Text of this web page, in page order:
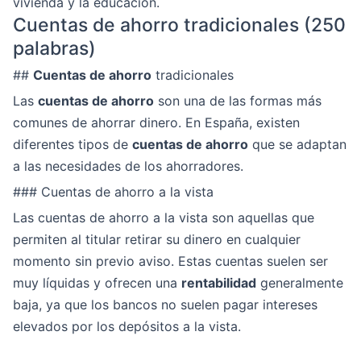
Cuentas de ahorro tradicionales (250
palabras)
## Cuentas de ahorro tradicionales
Las cuentas de ahorro son una de las formas más
comunes de ahorrar dinero. En España, existen
diferentes tipos de cuentas de ahorro que se adaptan
a las necesidades de los ahorradores.
### Cuentas de ahorro a la vista
Las cuentas de ahorro a la vista son aquellas que
permiten al titular retirar su dinero en cualquier
momento sin previo aviso. Estas cuentas suelen ser
muy líquidas y ofrecen una rentabilidad generalmente
baja, ya que los bancos no suelen pagar intereses
elevados por los depósitos a la vista.